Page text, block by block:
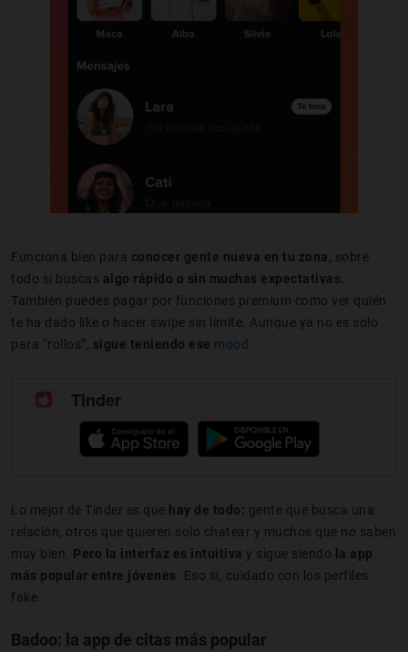
Funciona bien para conocer gente nueva en tu zona, sobre
todo si buscas algo rápido o sin muchas expectativas.
También puedes pagar por funciones premium como ver quién
te ha dado like o hacer swipe sin límite. Aunque ya no es solo
para “rollos”, sigue teniendo ese mood.
Tinder
Lo mejor de Tinder es que hay de todo: gente que busca una
relación, otros que quieren solo chatear y muchos que no saben
muy bien. Pero la interfaz es intuitiva y sigue siendo
la app
más popular entre jóvenes. Eso sí, cuidado con los perfiles
fake.
Badoo: la app de citas más popular